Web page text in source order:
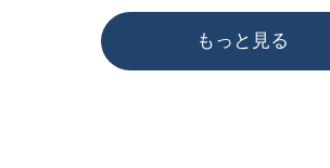
ありますがメ
た名前なので
同じもの。今
巻市も見ごろではあるので
もっと見る